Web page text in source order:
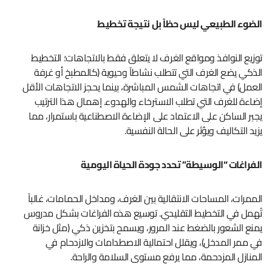
الضوء الطبيعي ليس حظاً بل نتيجة تخطيط
توزيع النوافذ ومواقع الغرف لا يتعلق فقط بالاتجاهات؛ التخطيط
الذكي يضع الغرف التي تتطلب نشاطاً وحيوية (كالمطبخ أو غرفة
العمل) في اتجاهات الشمس المباشرة، بينما يحجز الاتجاهات الأقل
إضاءة للغرف التي تطلب الاسترخاء والهدوء. إهمال هذا الترتيب
يجبر الساكن على الاعتماد على الإضاءة الاصطناعية باستمرار، مما
يزيد التكاليف ويؤثر على الحالة النفسية.
الفراغات “الوسيطة” تحدد جودة الحياة اليومية
الممرات، المساحات الانتقالية بين الغرف، ومداخل الحمامات، غالباً
تُهمل في التخطيط التقليدي. توسيع هذه الفراغات بشكل مدروس
يمنع الشعور بالضغط عند المرور، ويسمح بتخزين ذكي (مثل خزانة
في ممر المدخل)، ويقلل احتمالية الاصطدامات والازدحام في
المنازل المزدحمة، مما يرفع مستوى السلامة والراحة.